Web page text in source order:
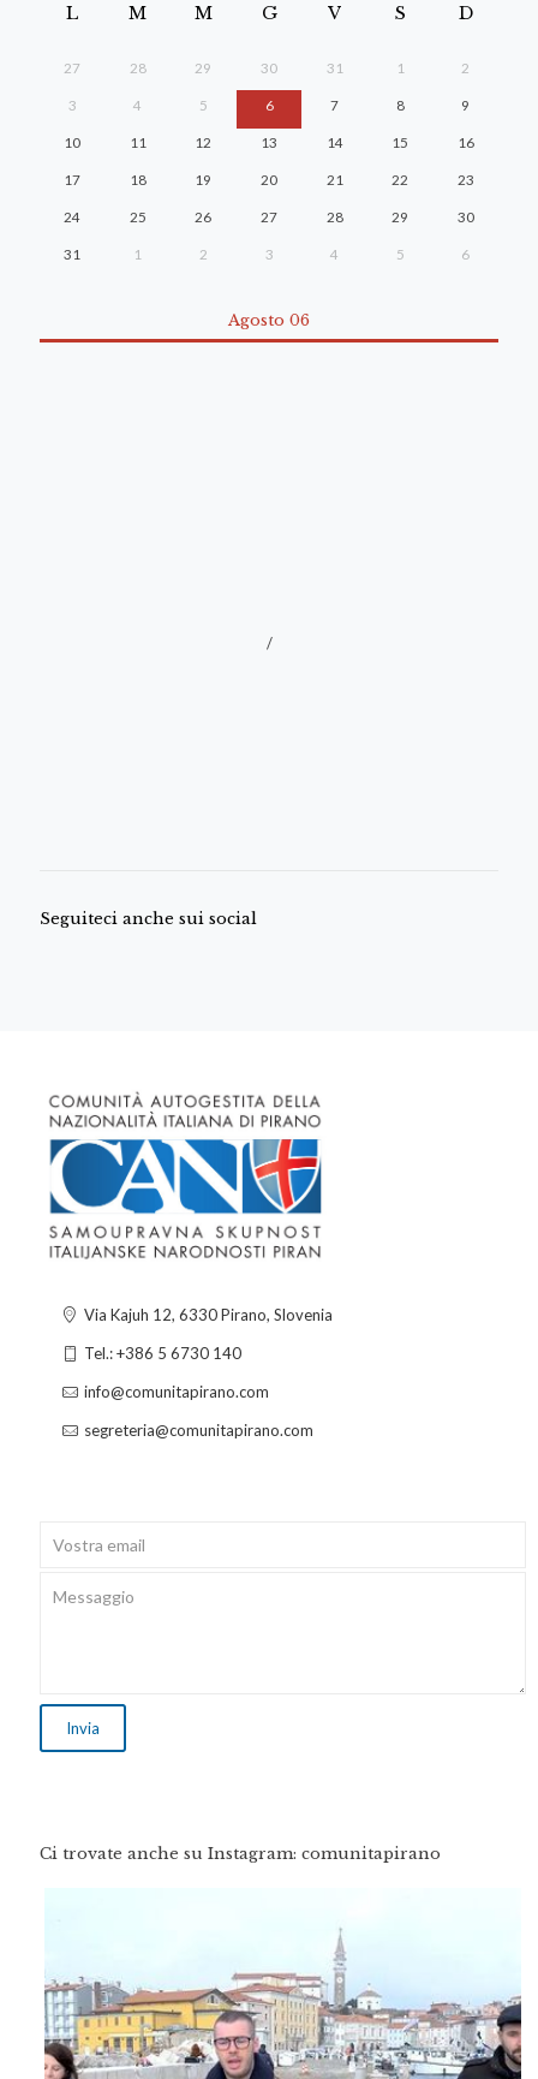
L M M G V S D
27 28 29 30 31 1 2
3 4 5 6 7 8 9
10 11 12 13 14 15 16
17 18 19 20 21 22 23
24 25 26 27 28 29 30
31 1 2 3 4 5 6
Agosto 06
/
Seguiteci anche sui social
Via Kajuh 12, 6330 Pirano, Slovenia
Tel.: +386 5 6730 140
info@comunitapirano.com
segreteria@comunitapirano.com
Ci trovate anche su Instagram: comunitapirano